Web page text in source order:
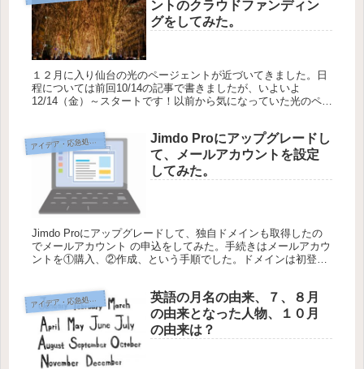
ントのクラウドファンディン
グをしてみた。
１２月に入り仙台の光のページェントが近づいてきました。日
程については前回10/14の記事で書きましたが、いよいよ
12/14（金）～スタートです！以前から気になっていた光のペー
アイデア・応急処置・問題解決
Jimdo Proにアップグレードし
て、メールアカウントを設定
してみた。
Jimdo Proにアップグレードして、独自ドメインも取得したの
でメールアカウント の申込をしてみた。手続きはメールアカウ
ントを①購入、②作成、という手順でした。ドメインは初登録
アイデア・応急処置・問題解決
英語の月名の由来、７、８月
の由来となった人物、１０月
の由来は？